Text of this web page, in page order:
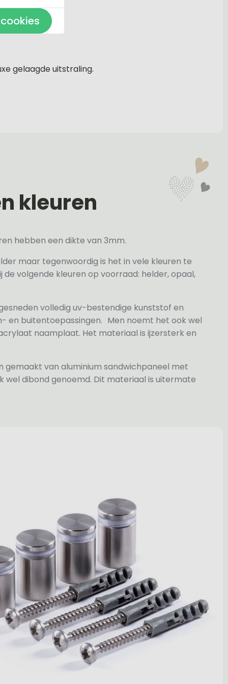
gelaagde uitstraling.
kleuren
hebben een dikte van 3mm.
maar tegenwoordig is het in vele kleuren te
de volgende kleuren op voorraad: helder, opaal,
volledig uv-bestendige kunststof en
en buitentoepassingen. Men noemt het ook wel
naamplaat. Het materiaal is ijzersterk en
gemaakt van aluminium sandwichpaneel met
wel dibond genoemd. Dit materiaal is uitermate